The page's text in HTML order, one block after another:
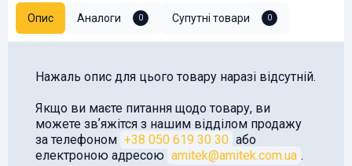
Опис Аналоги 0 Супутні товари 0
Нажаль опис для цього товару наразі відсутній.
Якщо ви маєте питання щодо товару, ви
можете звʼяжітся з нашим відділом продажу
за телефоном +38 050 619 30 30 або
електроною адресою amitek@amitek.com.ua .